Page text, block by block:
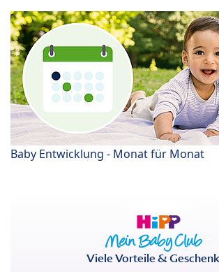
Baby Entwicklung - Monat für Monat
Viele Vorteile &